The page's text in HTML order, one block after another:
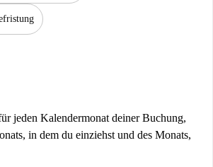
jeden Kalendermonat deiner Buchung,
in dem du einziehst und des Monats,